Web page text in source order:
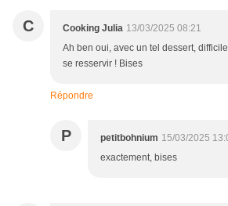
C Cooking Julia 13/03/2025 08:21
Ah ben oui, avec un tel dessert,
se resservir ! Bises
Répondre
P petitbohnium 15/03/2025
exactement, bises